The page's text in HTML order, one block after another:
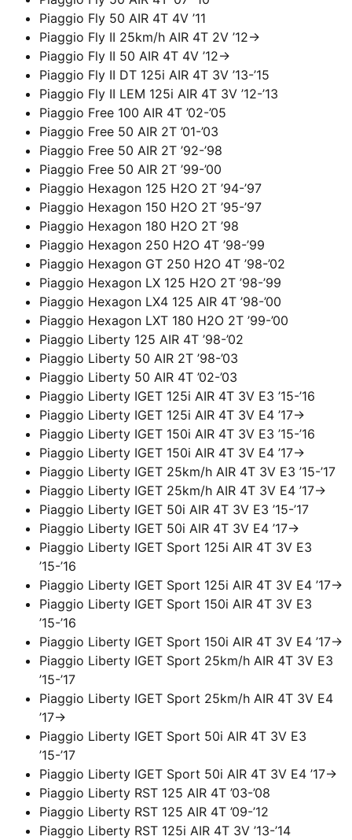
Piaggio Fly 50 AIR 4T 4V ’11
Piaggio Fly II 25km/h AIR 4T 2V ’12->
Piaggio Fly II 50 AIR 4T 4V ’12->
Piaggio Fly II DT 125i AIR 4T 3V ’13-’15
Piaggio Fly II LEM 125i AIR 4T 3V ’12-’13
Piaggio Free 100 AIR 4T ’02-’05
Piaggio Free 50 AIR 2T ’01-’03
Piaggio Free 50 AIR 2T ’92-’98
Piaggio Free 50 AIR 2T ’99-’00
Piaggio Hexagon 125 H2O 2T ’94-’97
Piaggio Hexagon 150 H2O 2T ’95-’97
Piaggio Hexagon 180 H2O 2T ’98
Piaggio Hexagon 250 H2O 4T ’98-’99
Piaggio Hexagon GT 250 H2O 4T ’98-’02
Piaggio Hexagon LX 125 H2O 2T ’98-’99
Piaggio Hexagon LX4 125 AIR 4T ’98-’00
Piaggio Hexagon LXT 180 H2O 2T ’99-’00
Piaggio Liberty 125 AIR 4T ’98-’02
Piaggio Liberty 50 AIR 2T ’98-’03
Piaggio Liberty 50 AIR 4T ’02-’03
Piaggio Liberty IGET 125i AIR 4T 3V E3 ’15-’16
Piaggio Liberty IGET 125i AIR 4T 3V E4 ’17->
Piaggio Liberty IGET 150i AIR 4T 3V E3 ’15-’16
Piaggio Liberty IGET 150i AIR 4T 3V E4 ’17->
Piaggio Liberty IGET 25km/h AIR 4T 3V E3 ’15-’17
Piaggio Liberty IGET 25km/h AIR 4T 3V E4 ’17->
Piaggio Liberty IGET 50i AIR 4T 3V E3 ’15-’17
Piaggio Liberty IGET 50i AIR 4T 3V E4 ’17->
Piaggio Liberty IGET Sport 125i AIR 4T 3V E3
’15-’16
Piaggio Liberty IGET Sport 125i AIR 4T 3V E4 ’17->
Piaggio Liberty IGET Sport 150i AIR 4T 3V E3
’15-’16
Piaggio Liberty IGET Sport 150i AIR 4T 3V E4 ’17->
Piaggio Liberty IGET Sport 25km/h AIR 4T 3V E3
’15-’17
Piaggio Liberty IGET Sport 25km/h AIR 4T 3V E4
’17->
Piaggio Liberty IGET Sport 50i AIR 4T 3V E3
’15-’17
Piaggio Liberty IGET Sport 50i AIR 4T 3V E4 ’17->
Piaggio Liberty RST 125 AIR 4T ’03-’08
Piaggio Liberty RST 125 AIR 4T ’09-’12
Piaggio Liberty RST 125i AIR 4T 3V ’13-’14